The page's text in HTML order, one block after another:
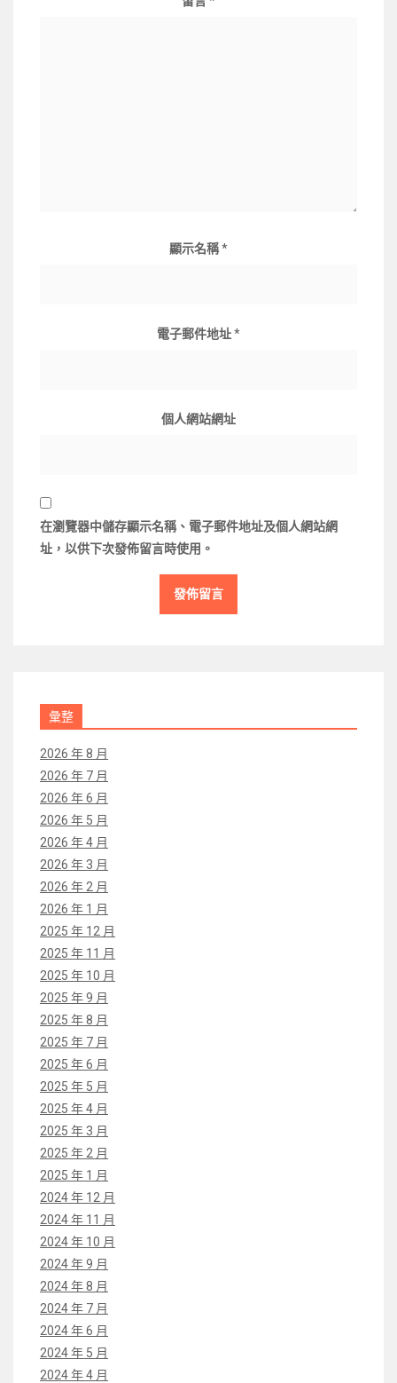
顯示名稱*
電子郵件地址*
個人網站網址
在瀏覽器中儲存顯示名稱、電子郵件地址及個人網站網
址，以供下次發佈留言時使用。
彙整
2026 年 8 月
2026 年 7 月
2026 年 6 月
2026 年 5 月
2026 年 4 月
2026 年 3 月
2026 年 2 月
2026 年 1 月
2025 年 12 月
2025 年 11 月
2025 年 10 月
2025 年 9 月
2025 年 8 月
2025 年 7 月
2025 年 6 月
2025 年 5 月
2025 年 4 月
2025 年 3 月
2025 年 2 月
2025 年 1 月
2024 年 12 月
2024 年 11 月
2024 年 10 月
2024 年 9 月
2024 年 8 月
2024 年 7 月
2024 年 6 月
2024 年 5 月
2024 年 4 月